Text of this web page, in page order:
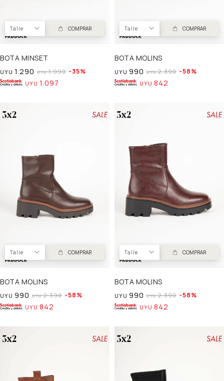
Talle COMPRAR
BOTA MINSET
UYU 1.290 UYU 1.990 35
UYU 1.097
Talle COMPRAR
BOTA MOLINS
UYU 990 UYU 2.390 58
UYU 842
Talle COMPRAR
BOTA MOLINS
UYU 990 UYU 2.390 58
UYU 842
Talle COMPRAR
BOTA MOLINS
UYU 990 UYU 2.390 58
UYU 842